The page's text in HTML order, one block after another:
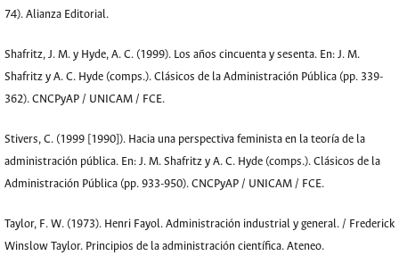
74). Alianza Editorial.
Shafritz, J. M. y Hyde, A. C. (1999). Los años cincuenta y sesenta. En: J. M.
Shafritz y A. C. Hyde (comps.). Clásicos de la Administración Pública (pp. 339-
362). CNCPyAP / UNICAM / FCE.
Stivers, C. (1999 [1990]). Hacia una perspectiva feminista en la teoría de la
administración pública. En: J. M. Shafritz y A. C. Hyde (comps.). Clásicos de la
Administración Pública (pp. 933-950). CNCPyAP / UNICAM / FCE.
Taylor, F. W. (1973). Henri Fayol. Administración industrial y general. / Frederick
Winslow Taylor. Principios de la administración científica. Ateneo.